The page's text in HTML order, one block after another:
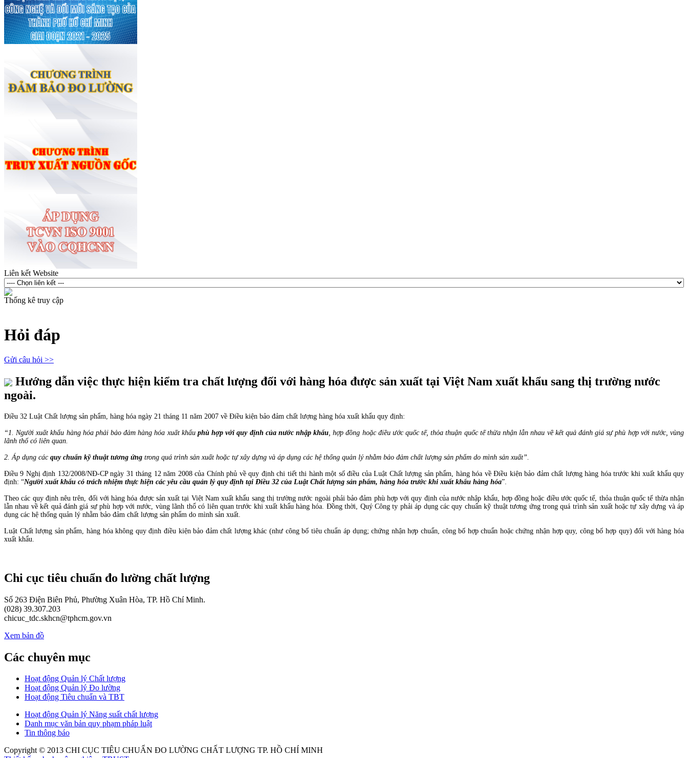
Liên kết Website
Thống kê truy cập
Hỏi đáp
Gửi câu hỏi >>
Hướng dẫn việc thực hiện kiểm tra chất lượng đối với hàng hóa được sản xuất tại Việt Nam xuất khẩu sang thị trường nước
ngoài.
Điều 32 Luật Chất lượng sản phẩm, hàng hóa ngày 21 tháng 11 năm 2007 về Điều kiện bảo đảm chất lượng hàng hóa xuất khẩu quy định:
“1. Người xuất khẩu hàng hóa phải bảo đảm hàng hóa xuất khẩu phù hợp với quy định của nước nhập khẩu , hợp đồng hoặc điều ước quốc tế, thỏa thuận quốc tế thừa nhận lẫn nhau về kết quả đánh giá sự phù hợp với nước, vùng
lãnh thổ có liên quan.
2. Áp dụng các quy chuẩn kỹ thuật tương ứng trong quá trình sản xuất hoặc tự xây dựng và áp dụng các hệ thống quản lý nhằm bảo đảm chất lượng sản phẩm do mình sản xuất”.
Điều 9 Nghị định 132/2008/NĐ-CP ngày 31 tháng 12 năm 2008 của Chính phủ về quy định chi tiết thi hành một số điều của Luật Chất lượng sản phẩm, hàng hóa về Điều kiện bảo đảm chất lượng hàng hóa trước khi xuất khẩu quy
định: “Người xuất khẩu có trách nhiệm thực hiện các yêu cầu quản lý quy định tại Điều 32 của Luật Chất lượng sản phẩm, hàng hóa trước khi xuất khẩu hàng hóa”.
Theo các quy định nêu trên, đối với hàng hóa được sản xuất tại Việt Nam xuất khẩu sang thị trường nước ngoài phải bảo đảm phù hợp với quy định của nước nhập khẩu, hợp đồng hoặc điều ước quốc tế, thỏa thuận quốc tế thừa nhận
lẫn nhau về kết quả đánh giá sự phù hợp với nước, vùng lãnh thổ có liên quan trước khi xuất khẩu hàng hóa. Đồng thời, Quý Công ty phải áp dụng các quy chuẩn kỹ thuật tương ứng trong quá trình sản xuất hoặc tự xây dựng và áp
dụng các hệ thống quản lý nhằm bảo đảm chất lượng sản phẩm do mình sản xuất.
Luật Chất lượng sản phẩm, hàng hóa không quy định điều kiện bảo đảm chất lượng khác (như công bố tiêu chuẩn áp dụng; chứng nhận hợp chuẩn, công bố hợp chuẩn hoặc chứng nhận hợp quy, công bố hợp quy) đối với hàng hóa
xuất khẩu.
Chi cục tiêu chuẩn đo lường chất lượng
Số 263 Điện Biên Phủ, Phường Xuân Hòa, TP. Hồ Chí Minh.
(028) 39.307.203
chicuc_tdc.skhcn@tphcm.gov.vn
Xem bản đồ
Các chuyên mục
Hoạt động Quản lý Chất lượng
Hoạt động Quản lý Đo lường
Hoạt động Tiêu chuẩn và TBT
Hoạt động Quản lý Năng suất chất lượng
Danh mục văn bản quy phạm pháp luật
Tin thông báo
Copyright © 2013 CHI CỤC TIÊU CHUẨN ĐO LƯỜNG CHẤT LƯỢNG TP. HỒ CHÍ MINH